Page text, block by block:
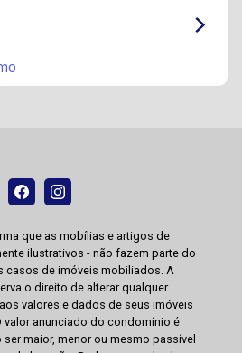
que as mobílias e artigos de
ilustrativos - não fazem parte do
casos de imóveis mobiliados. A
o direito de alterar qualquer
valores e dados de seus imóveis
valor anunciado do condomínio é
maior, menor ou mesmo passível